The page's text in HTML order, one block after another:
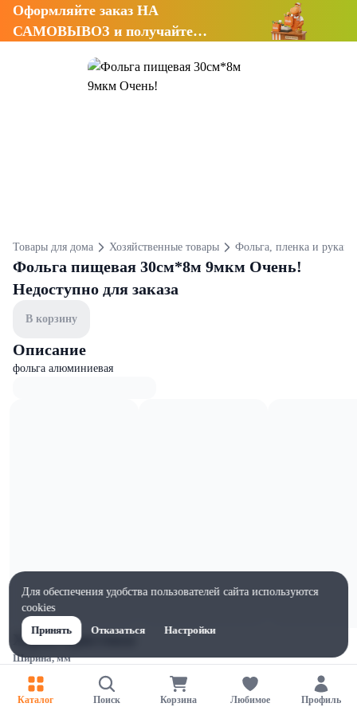
Оформляйте заказ НА
САМОВЫВОЗ и получайте
Товары для дома Хозяйственные товары Фольга, пленка и рукав
Фольга пищевая 30см*8м 9мкм Очень!
Недоступно для заказа
В корзину
Описание
фольга алюминиевая
Характеристики
Ширина, мм
Высота, мм
Каталог Поиск Корзина Любимое Профиль
Для обеспечения удобства пользователей сайта используются
cookies
Принять
Отказаться Настройки